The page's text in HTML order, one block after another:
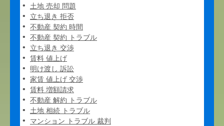
土地 売却 問題
立ち退き 拒否
不動産 契約 時間
不動産 契約 トラブル
立ち退き 交渉
賃料 値上げ
明け渡し 訴訟
家賃 値上げ 交渉
賃料 増額請求
不動産 解約 トラブル
土地 相続 トラブル
マンション トラブル 裁判